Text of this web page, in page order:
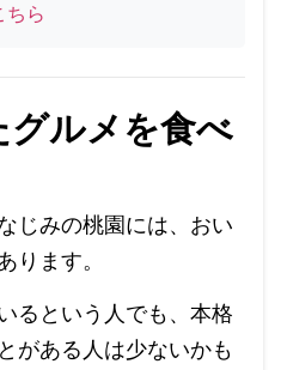
ら
グルメを食べ
じみの桃園には、おい
ります。
るという人でも、本格
がある人は少ないかも